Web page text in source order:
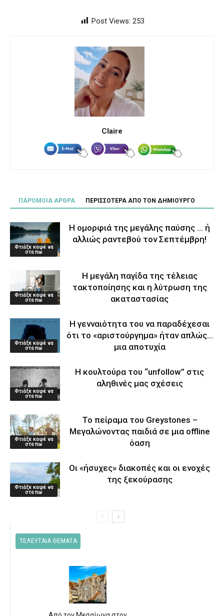
Post Views: 253
Claire
ΠΑΡΟΜΟΙΑ ΑΡΘΡΑ ΠΕΡΙΣΣΟΤΕΡΑ ΑΠΟ ΤΟΝ ΔΗΜΙΟΥΡΓΟ
Φτιάξε καφέ να
στα πω
Η ομορφιά της μεγάλης παύσης … ή
αλλιώς ραντεβού τον Σεπτέμβρη!
Φτιάξε καφέ να
στα πω
Η μεγάλη παγίδα της τέλειας
τακτοποίησης και η λύτρωση της
ακαταστασίας
Φτιάξε καφέ να
στα πω
Η γενναιότητα του να παραδέχεσαι
ότι το «αριστούργημα» ήταν απλώς…
μια αποτυχία
Φτιάξε καφέ να
στα πω
Η κουλτούρα του “unfollow” στις
αληθινές μας σχέσεις
Φτιάξε καφέ να
στα πω
Το πείραμα του Greystones –
Μεγαλώνοντας παιδιά σε μια offline
όαση
Φτιάξε καφέ να
στα πω
Οι «ήσυχες» διακοπές και οι ενοχές
της ξεκούρασης
ΤΕΛΕΥΤΑΙΑ ΘΕΜΑΤΑ